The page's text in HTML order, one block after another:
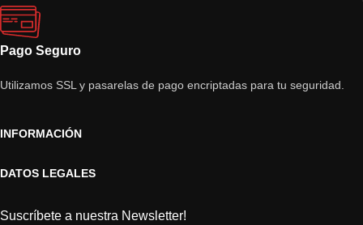
Pago Seguro
Utilizamos SSL y pasarelas de pago encriptadas para tu seguridad.
INFORMACIÓN
DATOS LEGALES
Suscríbete a nuestra Newsletter!